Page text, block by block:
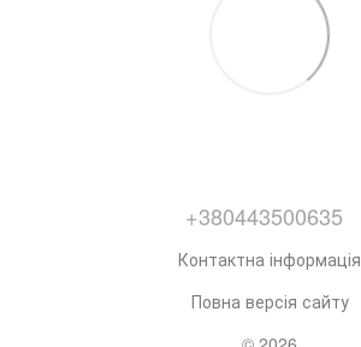
+380443500635
Контактна інформація
Повна версія сайту